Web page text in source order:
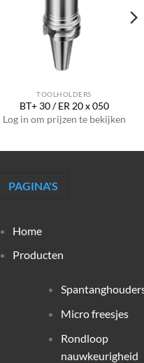
TOOLHOLDERS
BT+ 30 / ER 20 x 050
Log in om prijzen te bekijken
PAGINA'S
Home
Producten
Micro freesjes
Rondloop
nauwkeurigheid